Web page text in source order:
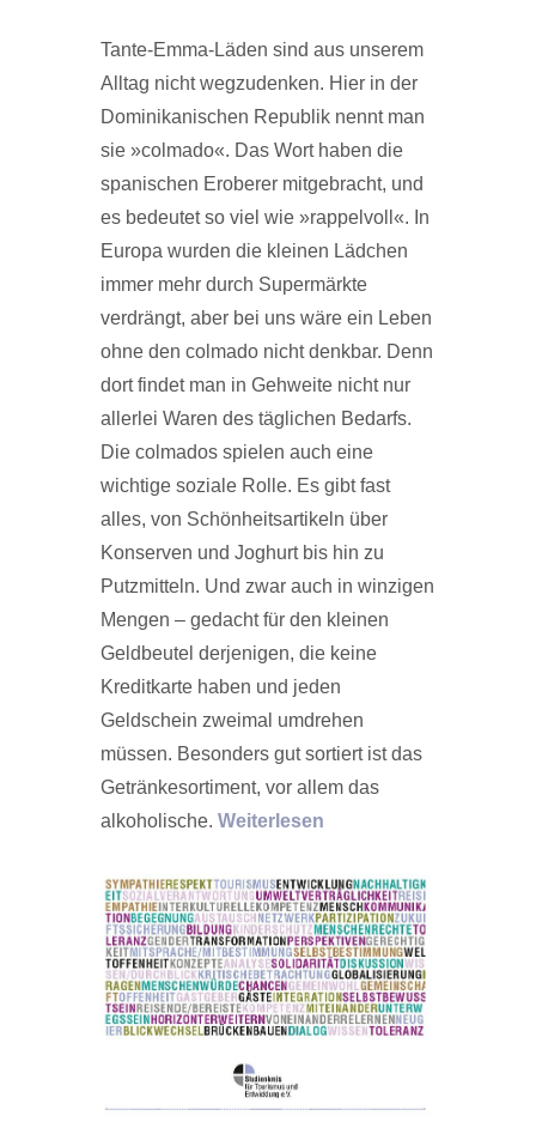
Tante-Emma-Läden sind aus unserem
Alltag nicht wegzudenken. Hier in der
Dominikanischen Republik nennt man
sie »colmado«. Das Wort haben die
spanischen Eroberer mitgebracht, und
es bedeutet so viel wie »rappelvoll«. In
Europa wurden die kleinen Lädchen
immer mehr durch Supermärkte
verdrängt, aber bei uns wäre ein Leben
ohne den colmado nicht denkbar. Denn
dort findet man in Gehweite nicht nur
allerlei Waren des täglichen Bedarfs.
Die colmados spielen auch eine
wichtige soziale Rolle. Es gibt fast
alles, von Schönheitsartikeln über
Konserven und Joghurt bis hin zu
Putzmitteln. Und zwar auch in winzigen
Mengen – gedacht für den kleinen
Geldbeutel derjenigen, die keine
Kreditkarte haben und jeden
Geldschein zweimal umdrehen
müssen. Besonders gut sortiert ist das
Getränkesortiment, vor allem das
alkoholische. Weiterlesen